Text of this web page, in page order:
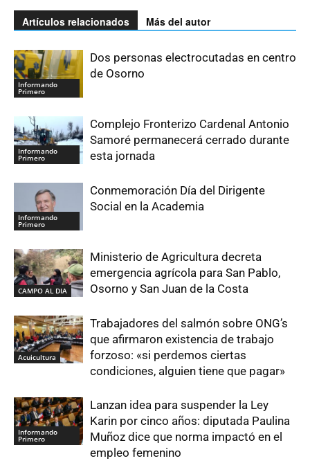
Artículos relacionados Más del autor
Informando
Primero
Dos personas electrocutadas en centro
de Osorno
Informando
Primero
Complejo Fronterizo Cardenal Antonio
Samoré permanecerá cerrado durante
esta jornada
Informando
Primero
Conmemoración Día del Dirigente
Social en la Academia
CAMPO AL DIA
Ministerio de Agricultura decreta
emergencia agrícola para San Pablo,
Osorno y San Juan de la Costa
Acuicultura
Trabajadores del salmón sobre ONG’s
que afirmaron existencia de trabajo
forzoso: «si perdemos ciertas
condiciones, alguien tiene que pagar»
Informando
Primero
Lanzan idea para suspender la Ley
Karin por cinco años: diputada Paulina
Muñoz dice que norma impactó en el
empleo femenino